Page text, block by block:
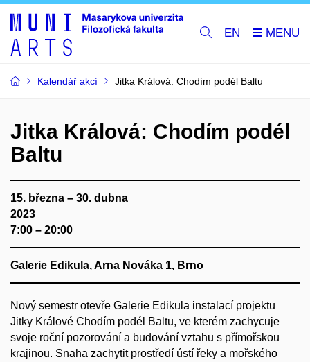
EN
Kalendář akcí Jitka Králová: Chodím podél Baltu
Jitka Králová: Chodím podél
Baltu
15. března – 30. dubna
2023
7:00 – 20:00
Galerie Edikula, Arna Nováka 1, Brno
Nový semestr otevře Galerie Edikula instalací projektu
Jitky Králové Chodím podél Baltu, ve kterém zachycuje
svoje roční pozorování a budování vztahu s přímořskou
krajinou. Snaha zachytit prostředí ústí řeky a mořského